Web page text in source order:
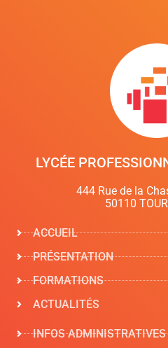
LYCÉE
444 Rue de la
50110
ACCUEIL
PRÉSENTATION
FORMATIONS
ACTUALITÉS
INFOS ADMINISTRATIVES